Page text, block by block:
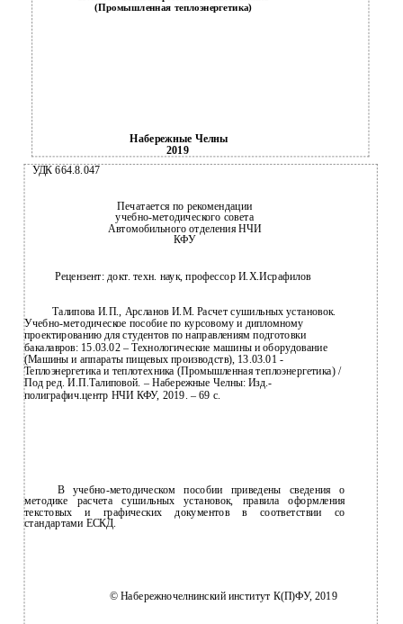
(Промышленная теплоэнергетика)
Набережные Челны
2019
УДК 664.8.047
Печатается по рекомендации
учебно-методического совета
Автомобильного отделения НЧИ
КФУ
Рецензент: докт. техн. наук, профессор И.Х.Исрафилов
Талипова И.П., Арсланов И.М. Расчет сушильных установок.
Учебно-методическое пособие по курсовому и дипломному
проектированию для студентов по направлениям подготовки
бакалавров: 15.03.02 – Технологические машины и оборудование
(Машины и аппараты пищевых производств), 13.03.01 -
Теплоэнергетика и теплотехника (Промышленная теплоэнергетика) /
Под ред. И.П.Талиповой. – Набережные Челны: Изд.-
полиграфич.центр НЧИ КФУ, 2019. – 69 с.
В учебно-методическом пособии приведены сведения о
методике расчета сушильных установок, правила оформления
текстовых и графических документов в соответствии со
стандартами ЕСКД.
© Набережночелнинский институт К(П)ФУ, 2019